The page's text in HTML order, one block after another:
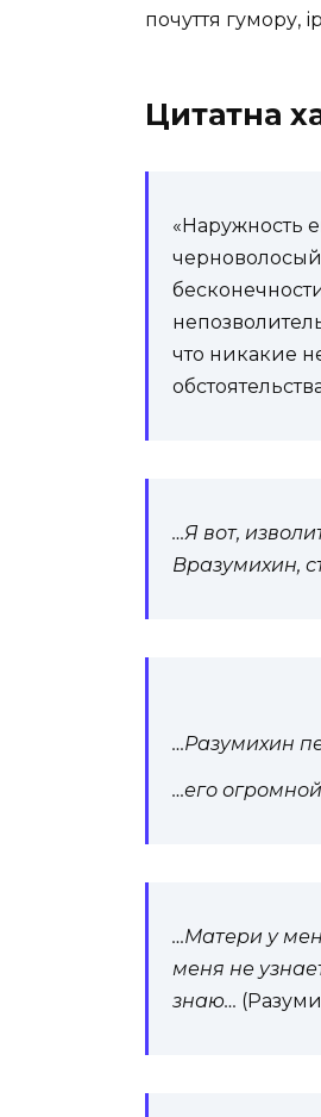
почуття гумору,
Цитатна
«Наружность
что никакие
…Я вот,
Вразумихин,
…Разумихин
…его
…Матери у
меня не
знаю…